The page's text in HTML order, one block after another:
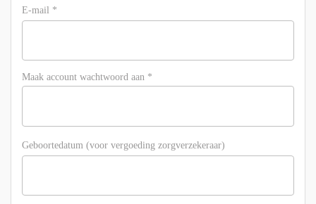
E-mail *
Maak account wachtwoord aan *
Geboortedatum (voor vergoeding zorgverzekeraar)